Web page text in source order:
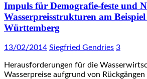
Impuls für Demografie-feste und
Wasserpreisstrukturen am
Württemberg
13/02/2014 Siegfried Gendries 3
Herausforderungen für die
Wasserpreise aufgrund von Rückgängen